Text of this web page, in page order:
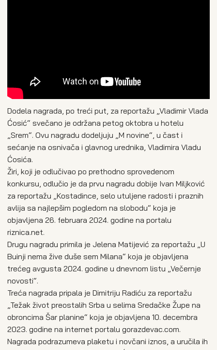
Dodela nagrada, po treći put, za reportažu „Vladimir Vlada
Ćosić“ svečano je održana petog oktobra u hotelu
„Srem“. Ovu nagradu dodeljuju „M novine“, u čast i
sećanje na osnivača i glavnog urednika, Vladimira Vladu
Ćosića.
Žiri, koji je odlučivao po prethodno sprovedenom
konkursu, odlučio je da prvu nagradu dobije Ivan Miljković
za reportažu „Kostadince, selo utuljene radosti i praznih
avlija sa najlepšim pogledom na slobodu“ koja je
objavljena 26. februara 2024. godine na portalu
riznica.net.
Drugu nagradu primila je Jelena Matijević za reportažu „U
Buinji nema žive duše sem Milana“ koja je objavljena
trećeg avgusta 2024. godine u dnevnom listu „Večernje
novosti“.
Treća nagrada pripala je Dimitriju Radiću za reportažu
„Težak život preostalih Srba u selima Sredačke Župe na
obroncima Šar planine“ koja je objavljena 10. decembra
2023. godine na internet portalu gorazdevac.com.
Nagrada podrazumeva plaketu i novčani iznos, a uručila ih